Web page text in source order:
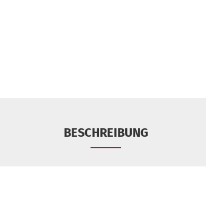
BESCHREIBUNG